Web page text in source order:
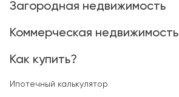
Загородная недвижимость
Коммерческая недвижимость
Как купить?
Ипотечный калькулятор